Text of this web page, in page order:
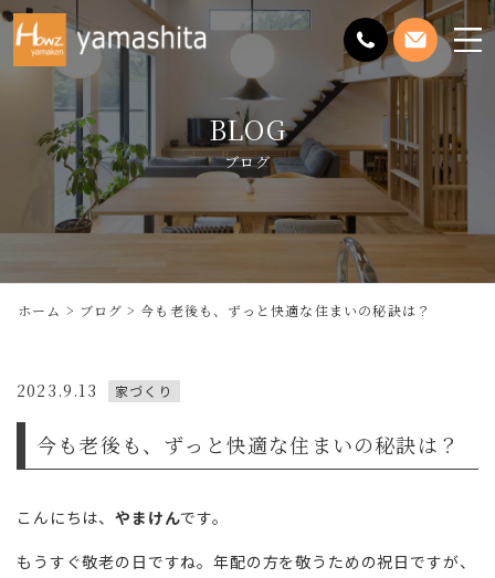
メ
ニ
を
開
く
BLOG
ブログ
ホーム ブログ 今も老後も、ずっと快適な住まいの秘訣は？
2023.9.13 家づくり
今も老後も、ずっと快適な住まいの秘訣は？
こんにちは、やまけんです。
もうすぐ敬老の日ですね。年配の方を敬うための祝日ですが、